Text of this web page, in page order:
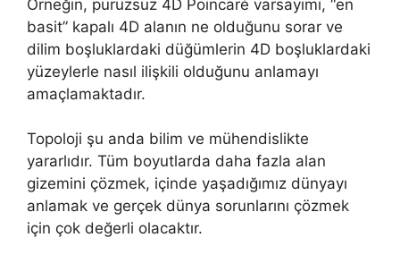
Örneğin, pürüzsüz 4D Poincaré varsayımı, “en
basit” kapalı 4D alanın ne olduğunu sorar ve
dilim boşluklardaki düğümlerin 4D boşluklardaki
yüzeylerle nasıl ilişkili olduğunu anlamayı
amaçlamaktadır.
Topoloji şu anda bilim ve mühendislikte
yararlıdır. Tüm boyutlarda daha fazla alan
gizemini çözmek, içinde yaşadığımız dünyayı
anlamak ve gerçek dünya sorunlarını çözmek
için çok değerli olacaktır.